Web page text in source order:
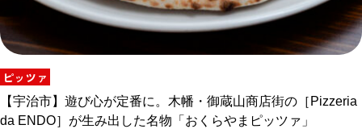
ピッツァ
【宇治市】遊び心が定番に。木幡・御蔵山商店街の［Pizzeria
da ENDO］が生み出した名物「おくらやまピッツァ」